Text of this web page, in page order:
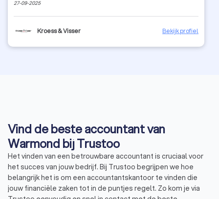
27-09-2025
Kroess & Visser Bekijk profiel
Vind de beste accountant van
Warmond bij Trustoo
Het vinden van een betrouwbare accountant is cruciaal voor
het succes van jouw bedrijf. Bij Trustoo begrijpen we hoe
belangrijk het is om een accountantskantoor te vinden die
jouw financiële zaken tot in de puntjes regelt. Zo kom je via